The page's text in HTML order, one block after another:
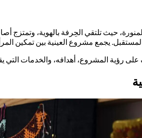
حيث تلتقي الحِرفة بالهوية، وتمتزج
يجمع مشروع العينية بين تمكين
رؤية المشروع، أهدافه، والخدمات التي